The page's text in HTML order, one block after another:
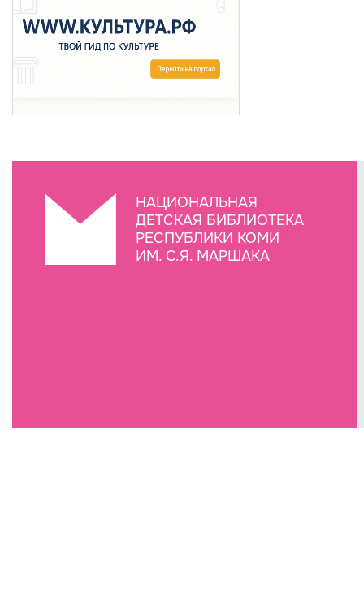
НАЦИОНАЛЬНАЯ
ДЕТСКАЯ БИБЛИОТЕКА
РЕСПУБЛИКИ КОМИ
ИМ. С.Я. МАРШАКА